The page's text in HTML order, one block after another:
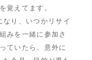
覚えてます。
り、いつかリサイ
みを一緒に参加さ
ていたら、意外に